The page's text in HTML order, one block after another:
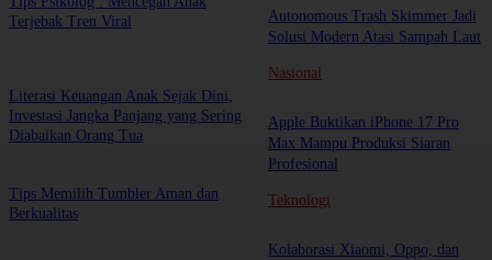
Terjebak Tren Viral
Literasi Keuangan Anak Sejak Dini,
Investasi Jangka Panjang yang Sering
Diabaikan Orang Tua
Tips Memilih Tumbler Aman dan
Berkualitas
Autonomous Trash Skimmer Jadi
Solusi Modern Atasi Sampah Laut
Nasional
Apple Buktikan iPhone 17 Pro
Max Mampu Produksi Siaran
Profesional
Teknologi
Kolaborasi Xiaomi, Oppo, dan